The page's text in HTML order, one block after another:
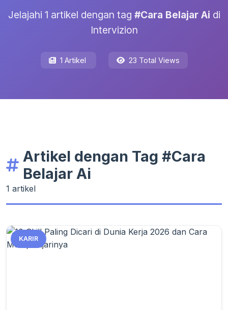
Jelajahi 1 artikel dengan tag #Cara Belajar Ai di
Intervizion
1 Artikel 23 Total Views
Artikel dengan Tag #Cara
Belajar Ai
1 artikel
KARIR